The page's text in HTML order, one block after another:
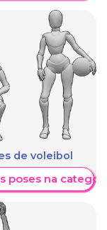
de voleibol
poses na